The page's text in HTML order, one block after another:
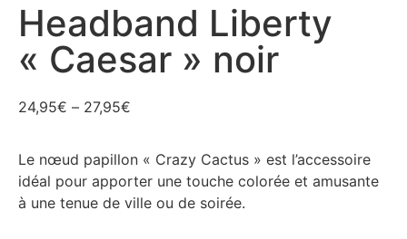
Headband Liberty
« Caesar » noir
24,95€ – 27,95€
Le nœud papillon « Crazy Cactus » est l’accessoire
idéal pour apporter une touche colorée et amusante
à une tenue de ville ou de soirée.